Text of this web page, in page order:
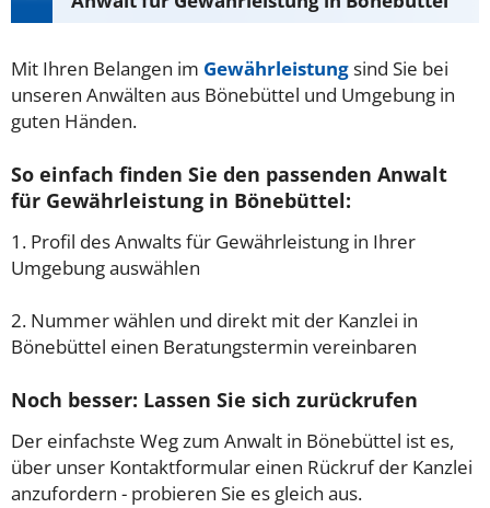
Mit Ihren Belangen im Gewährleistungsind Sie bei
unseren Anwälten aus Bönebüttel und Umgebung in
guten Händen.
So einfach finden Sie den passenden Anwalt
für Gewährleistung in Bönebüttel:
1. Profil des Anwalts für Gewährleistung in Ihrer
Umgebung auswählen
2. Nummer wählen und direkt mit der Kanzlei in
Bönebüttel einen Beratungstermin vereinbaren
Noch besser: Lassen Sie sich zurückrufen
Der einfachste Weg zum Anwalt in Bönebüttel ist es,
über unser Kontaktformular einen Rückruf der Kanzlei
anzufordern - probieren Sie es gleich aus.